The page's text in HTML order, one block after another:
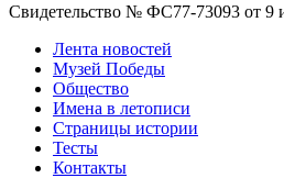
Свидетельство № ФС77-73093 от 9
Лента новостей
Музей Победы
Общество
Имена в летописи
Страницы истории
Тесты
Контакты